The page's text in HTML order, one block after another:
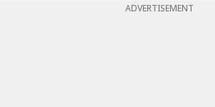
ADVERTISEMENT